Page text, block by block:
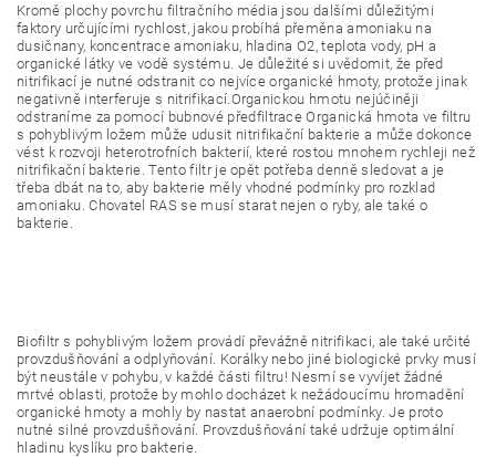
Kromě plochy povrchu filtračního média jsou dalšími důležitými
faktory určujícími rychlost, jakou probíhá přeměna amoniaku na
dusičnany, koncentrace amoniaku, hladina O2, teplota vody, pH a
organické látky ve vodě systému. Je důležité si uvědomit, že před
nitrifikací je nutné odstranit co nejvíce organické hmoty, protože jinak
negativně interferuje s nitrifikací.Organickou hmotu nejúčiněji
odstraníme za pomocí bubnové předfiltrace Organická hmota ve filtru
s pohyblivým ložem může udusit nitrifikační bakterie a může dokonce
vést k rozvoji heterotrofních bakterií, které rostou mnohem rychleji než
nitrifikační bakterie. Tento filtr je opět potřeba denně sledovat a je
třeba dbát na to, aby bakterie měly vhodné podmínky pro rozklad
amoniaku. Chovatel RAS se musí starat nejen o ryby, ale také o
bakterie.
Biofiltr s pohyblivým ložem provádí převážně nitrifikaci, ale také určité
provzdušňování a odplyňování. Korálky nebo jiné biologické prvky musí
být neustále v pohybu, v každé části filtru! Nesmí se vyvíjet žádné
mrtvé oblasti, protože by mohlo docházet k nežádoucímu hromadění
organické hmoty a mohly by nastat anaerobní podmínky. Je proto
nutné silné provzdušňování. Provzdušňování také udržuje optimální
hladinu kyslíku pro bakterie.